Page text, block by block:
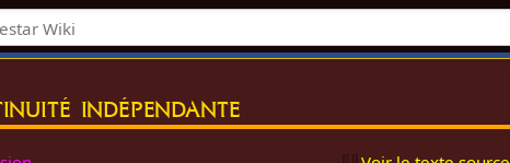
indépendante